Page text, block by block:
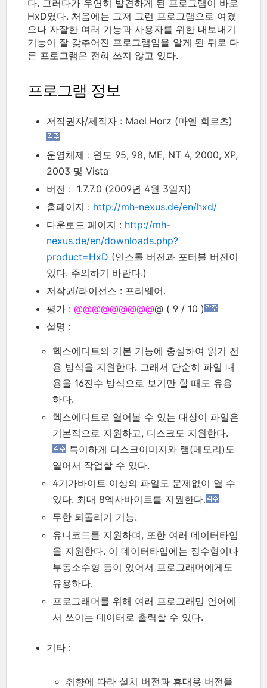
다. 그러다가 우연히 발견하게 된 프로그램이 바로
HxD였다. 처음에는 그저 그런 프로그램으로 여겼
으나 자잘한 여러 기능과 사용자를 위한 내보내기
기능이 잘 갖추어진 프로그램임을 알게 된 뒤로 다
른 프로그램은 전혀 쓰지 않고 있다.
프로그램 정보
저작권자/제작자 : Mael Horz (마옐 회르츠)
운영체제 : 윈도 95, 98, ME, NT 4, 2000, XP,
2003 및 Vista
버전 : 1.7.7.0 (2009년 4월 3일자)
홈페이지 : http://mh-nexus.de/en/hxd/
다운로드 페이지 : http://mh-
nexus.de/en/downloads.php?
product=HxD (인스톨 버전과 포터블 버전이
있다. 주의하기 바란다.)
저작권/라이선스 : 프리웨어.
평가 : @@@@@@@@@@ ( 9 / 10 )
설명 :
헥스에디트의 기본 기능에 충실하여 읽기 전
용 방식을 지원한다. 그래서 단순히 파일 내
용을 16진수 방식으로 보기만 할 때도 유용
하다.
헥스에디트로 열어볼 수 있는 대상이 파일은
기본적으로 지원하고, 디스크도 지원한다.
특이하게 디스크이미지와 램(메모리)도
열어서 작업할 수 있다.
4기가바이트 이상의 파일도 문제없이 열 수
있다. 최대 8엑사바이트를 지원한다.
무한 되돌리기 기능.
유니코드를 지원하며, 또한 여러 데이터타입
을 지원한다. 이 데이터타입에는 정수형이나
부동소수형 등이 있어서 프로그래머에게도
유용하다.
프로그래머를 위해 여러 프로그래밍 언어에
서 쓰이는 데이터로 출력할 수 있다.
기타 :
취향에 따라 설치 버전과 휴대용 버전을